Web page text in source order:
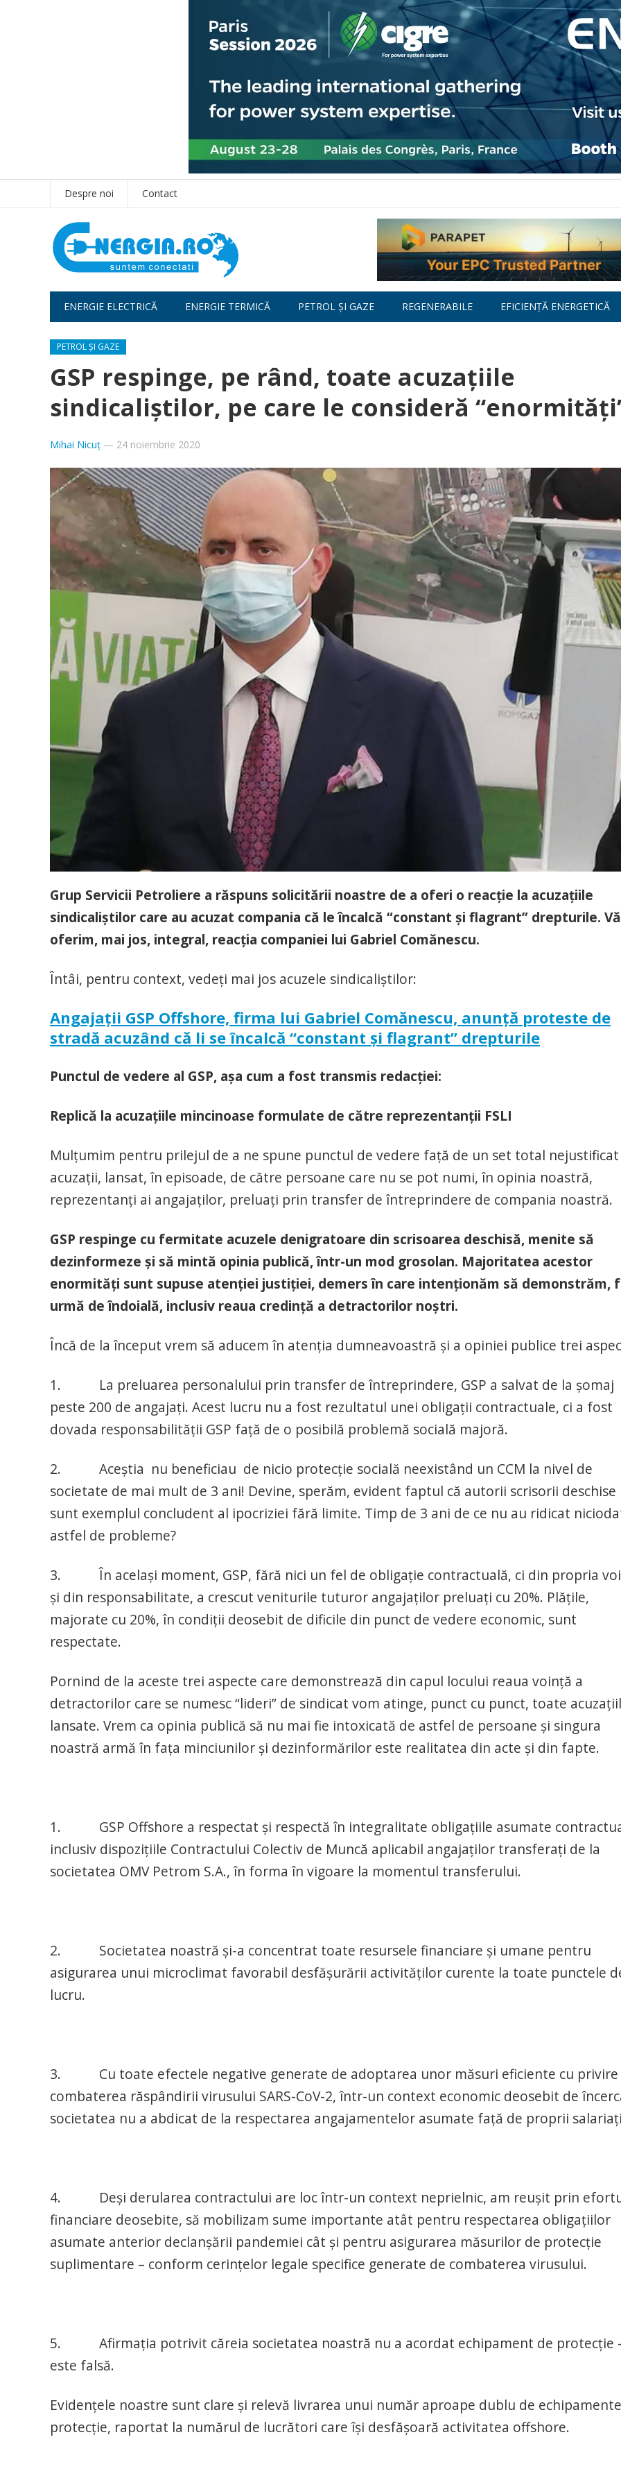
Despre noi Contact
ENERGIE ELECTRICĂ ENERGIE TERMICĂ PETROL ȘI GAZE REGENERABILE EFICIENȚĂ ENERGETICĂ
PETROL ȘI GAZE
GSP respinge, pe rând, toate acuzațiile
sindicaliștilor, pe care le consideră
Mihai Nicuț — 24 noiembrie 2020
Grup Servicii Petroliere a răspuns solicitării noastre de a oferi o reacție la acuzațiile
sindicaliștilor care au acuzat compania că le încalcă “constant și flagrant” drepturile. Vă
oferim, mai jos, integral, reacția companiei lui Gabriel Comănescu.
Întâi, pentru context, vedeți mai jos acuzele sindicaliștilor:
Angajații GSP Offshore, firma lui Gabriel Comănescu, anunță proteste de
stradă acuzând că li se încalcă “constant și flagrant” drepturile
Punctul de vedere al GSP, așa cum a fost transmis redacției:
Replică la acuzațiile mincinoase formulate de către reprezentanții FSLI
Mulțumim pentru prilejul de a ne spune punctul de vedere față de un set total
acuzații, lansat, în episoade, de către persoane care nu se pot numi, în opinia noastră,
reprezentanți ai angajaților, preluați prin transfer de întreprindere de compania noastră.
GSP respinge cu fermitate acuzele denigratoare din scrisoarea deschisă, menite să
dezinformeze și să mintă opinia publică, într-un mod grosolan. Majoritatea acestor
enormități sunt supuse atenției justiției, demers în care intenționăm să demonstrăm,
urmă de îndoială, inclusiv reaua credință a detractorilor noștri.
Încă de la început vrem să aducem în atenția dumneavoastră și a opiniei publice trei
1. La preluarea personalului prin transfer de întreprindere, GSP a salvat de la șomaj
peste 200 de angajați. Acest lucru nu a fost rezultatul unei obligații contractuale, ci a fost
dovada responsabilității GSP față de o posibilă problemă socială majoră.
2. Aceștia nu beneficiau de nicio protecție socială neexistând un CCM la nivel de
societate de mai mult de 3 ani! Devine, sperăm, evident faptul că autorii scrisorii deschise
sunt exemplul concludent al ipocriziei fără limite. Timp de 3 ani de ce nu au ridicat
astfel de probleme?
3. În același moment, GSP, fără nici un fel de obligație contractuală, ci din propria
și din responsabilitate, a crescut veniturile tuturor angajaților preluați cu 20%. Plățile,
majorate cu 20%, în condiții deosebit de dificile din punct de vedere economic, sunt
respectate.
Pornind de la aceste trei aspecte care demonstrează din capul locului reaua voință a
detractorilor care se numesc “lideri” de sindicat vom atinge, punct cu punct, toate
lansate. Vrem ca opinia publică să nu mai fie intoxicată de astfel de persoane și singura
noastră armă în fața minciunilor și dezinformărilor este realitatea din acte și din fapte.
1. GSP Offshore a respectat și respectă în integralitate obligațiile asumate
inclusiv dispozițiile Contractului Colectiv de Muncă aplicabil angajaților transferați de la
societatea OMV Petrom S.A., în forma în vigoare la momentul transferului.
2. Societatea noastră și-a concentrat toate resursele financiare și umane pentru
asigurarea unui microclimat favorabil desfășurării activităților curente la toate punctele
lucru.
3. Cu toate efectele negative generate de adoptarea unor măsuri eficiente cu privire
combaterea răspândirii virusului SARS-CoV-2, într-un context economic deosebit de
societatea nu a abdicat de la respectarea angajamentelor asumate față de proprii
4. Deși derularea contractului are loc într-un context neprielnic, am reușit prin
financiare deosebite, să mobilizam sume importante atât pentru respectarea obligațiilor
asumate anterior declanșării pandemiei cât și pentru asigurarea măsurilor de protecție
suplimentare – conform cerințelor legale specifice generate de combaterea virusului.
5. Afirmația potrivit căreia societatea noastră nu a acordat echipament de protecție
este falsă.
Evidențele noastre sunt clare și relevă livrarea unui număr aproape dublu de
protecție, raportat la numărul de lucrători care își desfășoară activitatea offshore.